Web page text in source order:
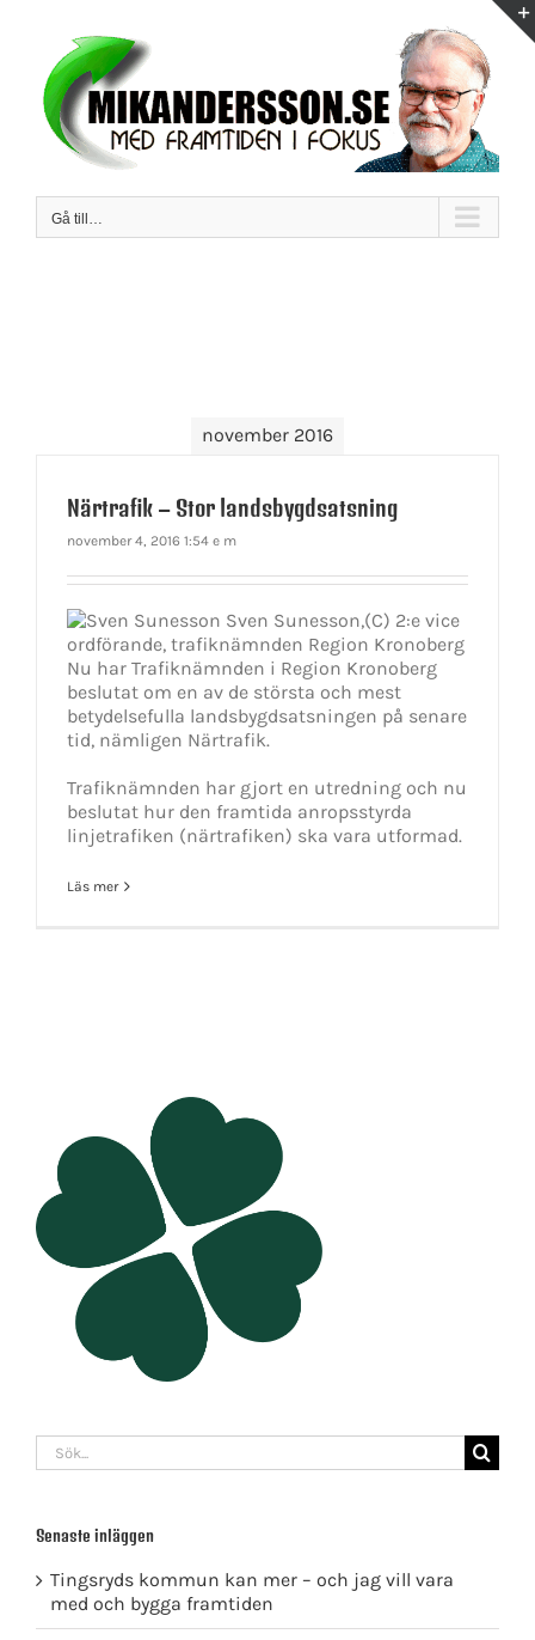
innehållet
Gå till…
november 2016
Närtrafik – Stor landsbygdsatsning
november 4, 2016 1:54 e m
Sven Sunesson,(C) 2:e vice
ordförande, trafiknämnden Region Kronoberg
Nu har Trafiknämnden i Region Kronoberg
beslutat om en av de största och mest
betydelsefulla landsbygdsatsningen på senare
tid, nämligen Närtrafik.
Trafiknämnden har gjort en utredning och nu
beslutat hur den framtida anropsstyrda
linjetrafiken (närtrafiken) ska vara utformad.
Läs mer
Sök
efter:
Senaste inläggen
Tingsryds kommun kan mer – och jag vill vara
med och bygga framtiden